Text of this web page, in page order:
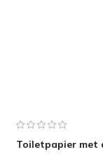
Toiletpapier met